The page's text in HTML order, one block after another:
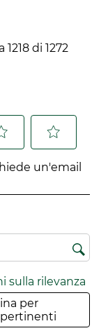
di 1272
per
stelle.
Questa
azione
aprirà
il
un'email
sulla rilevanza
per